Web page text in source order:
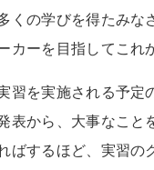
くの学びを得たみな
カーを目指してこれ
習を実施される予定
表から、大事なこ
ばするほど、実習の